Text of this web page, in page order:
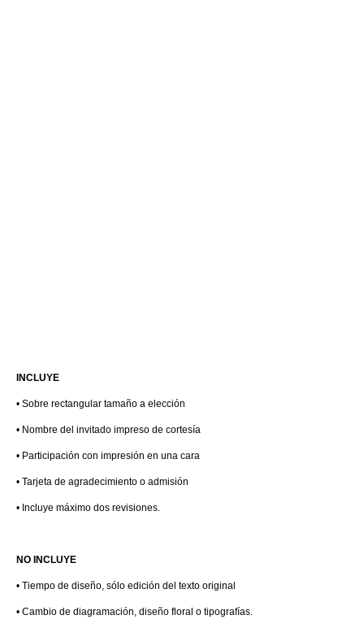
INCLUYE
• Sobre rectangular tamaño a elección
• Nombre del invitado impreso de cortesía
• Participación con impresión en una cara
• Tarjeta de agradecimiento o admisión
• Incluye máximo dos revisiones.
NO INCLUYE
• Tiempo de diseño, sólo edición del texto original
• Cambio de diagramación, diseño floral o tipografías.